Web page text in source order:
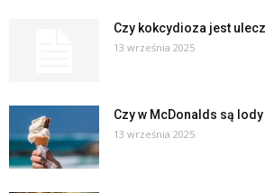
Czy kokcydioza jest
13 września 2025
Czy w McDonalds są
13 września 2025